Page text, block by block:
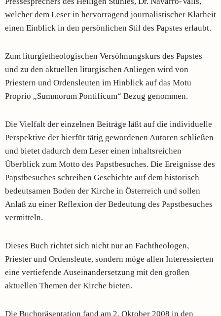
welcher dem Leser in hervorragend journalistischer Klarheit
einen Einblick in den persönlichen Stil des Papstes erlaubt.
Zum liturgietheologischen Versöhnungskurs des Papstes
und zu den aktuellen liturgischen Anliegen wird von
Priestern und Ordensleuten im Hinblick auf das Motu
Proprio „Summorum Pontificum“ Bezug genommen.
Die Vielfalt der einzelnen Beiträge läßt auf die individuelle
Perspektive der hierfür tätig gewordenen Autoren schließen
und bietet dadurch dem Leser einen inhaltsreichen
Überblick zum Motto des Papstbesuches. Die Ereignisse des
Papstbesuches schreiben Geschichte auf dem historisch
bedeutsamen Boden der Kirche in Österreich und sollen
Anlaß zu einer Reflexion der Bedeutung des Papstbesuches
vermitteln.
Dieses Buch richtet sich nicht nur an Fachtheologen,
Priester und Ordensleute, sondern möge allen Interessierten
eine vertiefende Auseinandersetzung mit den großen
aktuellen Themen der Kirche bieten.
Die Buchpräsentation fand am 2. Oktober 2008 in den